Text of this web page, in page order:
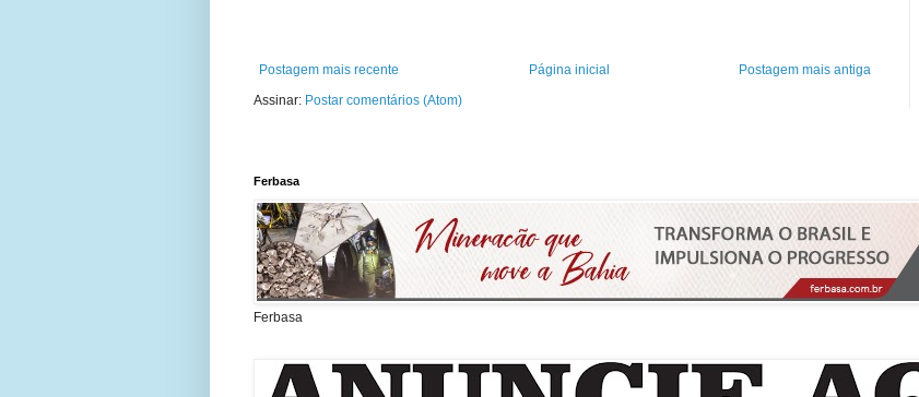
Postagem mais recente Postagem mais antiga
Página inicial
Assinar: Postar comentários (Atom)
Ferbasa
Ferbasa